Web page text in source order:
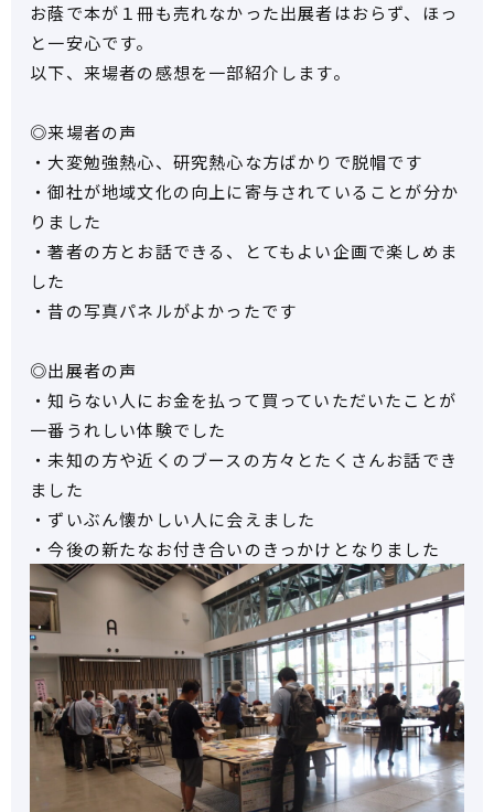
お蔭で本が１冊も売れなかった出展者はおらず、ほっ
と一安心です。
以下、来場者の感想を一部紹介します。
◎来場者の声
・大変勉強熱心、研究熱心な方ばかりで脱帽です
・御社が地域文化の向上に寄与されていることが分か
りました
・著者の方とお話できる、とてもよい企画で楽しめま
した
・昔の写真パネルがよかったです
◎出展者の声
・知らない人にお金を払って買っていただいたことが
一番うれしい体験でした
・未知の方や近くのブースの方々とたくさんお話でき
ました
・ずいぶん懐かしい人に会えました
・今後の新たなお付き合いのきっかけとなりました